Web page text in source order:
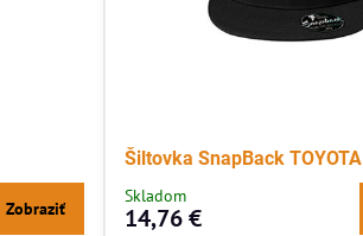
Zobraziť
Šiltovka SnapBack TOYOTA
Skladom
14,76 €